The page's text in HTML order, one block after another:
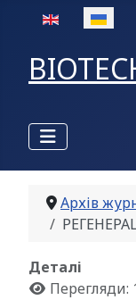
Оберіть свою
Архів
Деталі
Перегляди: